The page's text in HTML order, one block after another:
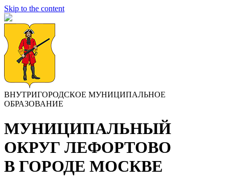
Skip to the content
ВНУТРИГОРОДСКОЕ МУНИЦИПАЛЬНОЕ
ОБРАЗОВАНИЕ
МУНИЦИПАЛЬНЫЙ
ОКРУГ ЛЕФОРТОВО
В ГОРОДЕ МОСКВЕ